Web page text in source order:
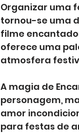
Organizar uma
tornou-se uma
filme
oferece uma
atmosfera
A magia de
personagem,
amor
para festas de